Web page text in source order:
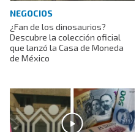
NEGOCIOS
¿Fan de los dinosaurios?
Descubre la colección oficial
que lanzó la Casa de Moneda
de México